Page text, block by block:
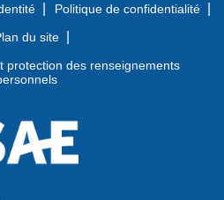
Politique de confidentialité
du site
protection des renseignements